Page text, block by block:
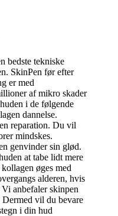
bedste tekniske
SkinPen før efter
er med
af mikro skader
i de følgende
dannelse.
reparation. Du vil
mindskes.
genvinder sin glød.
at tabe lidt mere
øges med
alderen, hvis
anbefaler skinpen
Dermed vil du bevare
i din hud